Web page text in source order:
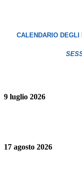
CALENDARIO
9 luglio 2026
17 agosto 2026